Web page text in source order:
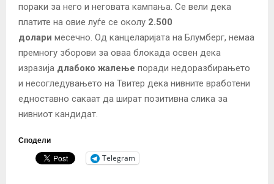
пораки за него и неговата кампања. Се вели дека
платите на овие луѓе се околу 2.500
долари месечно. Од канцеларијата на Блумберг, немаа
премногу зборови за оваа блокада освен дека
изразија длабоко жалење поради недоразбирањето
и несогледувањето на Твитер дека нивните вработени
едноставно сакаат да шират позитивна слика за
нивниот кандидат.
Сподели
Telegram